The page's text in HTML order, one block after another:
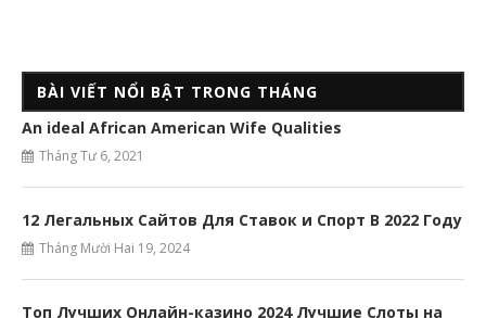
BÀI VIẾT NỔI BẬT TRONG THÁNG
An ideal African American Wife Qualities
Tháng Tư 6, 2021
12 Легальных Сайтов Для Ставок и Спорт В 2022 Году
Tháng Mười Hai 19, 2024
Топ Лучших Онлайн-казино 2024 Лучшие Слоты на